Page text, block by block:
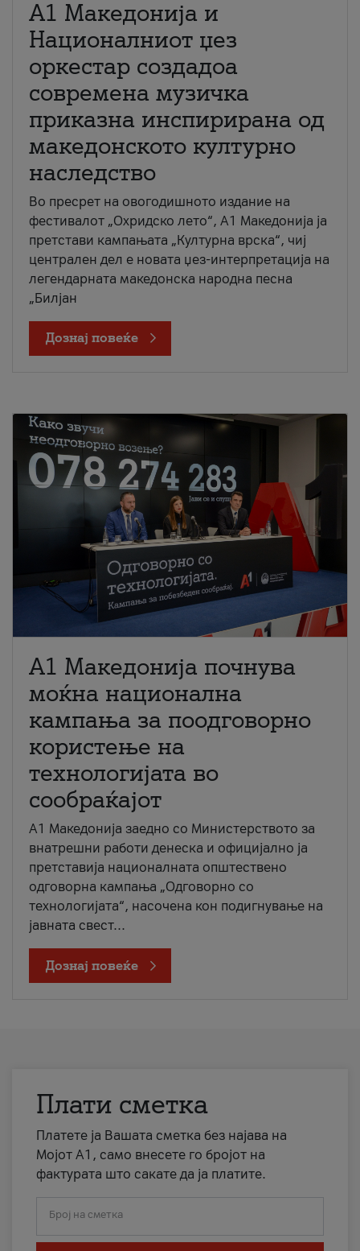
А1 Македонија и
Националниот џез
оркестар создадоа
современа музичка
приказна инспирирана од
македонското културно
наследство
Во пресрет на овогодишното издание на
фестивалот „Охридско лето“, А1 Македонија ја
претстави кампањата „Културна врска“, чиј
централен дел е новата џез-интерпретација на
легендарната македонска народна песна
„Билјан
Дознај повеќе
A1 Македонија почнува
моќна национална
кампања за поодговорно
користење на
технологијата во
сообраќајот
A1 Македонија заедно со Министерството за
внатрешни работи денеска и официјално ја
претставија националната општествено
одговорна кампања „Одговорно со
технологијата“, насочена кон подигнување на
јавната свест...
Дознај повеќе
Плати сметка
Платете ја Вашата сметка без најава на
Мојот А1, само внесете го бројот на
фактурата што сакате да ја платите.
Број на сметка